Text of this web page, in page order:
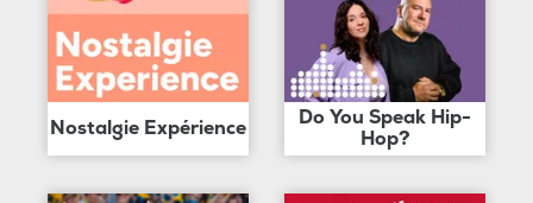
Nostalgie Expérience
Do You Speak Hip-
Hop?